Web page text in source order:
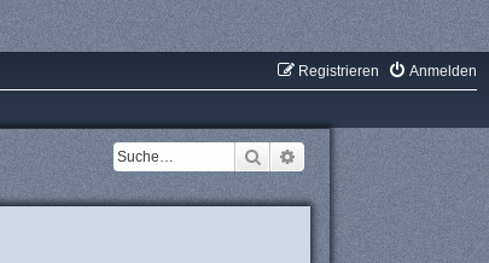
Anmelden
Registrieren
Suche
Erweiterte Suche